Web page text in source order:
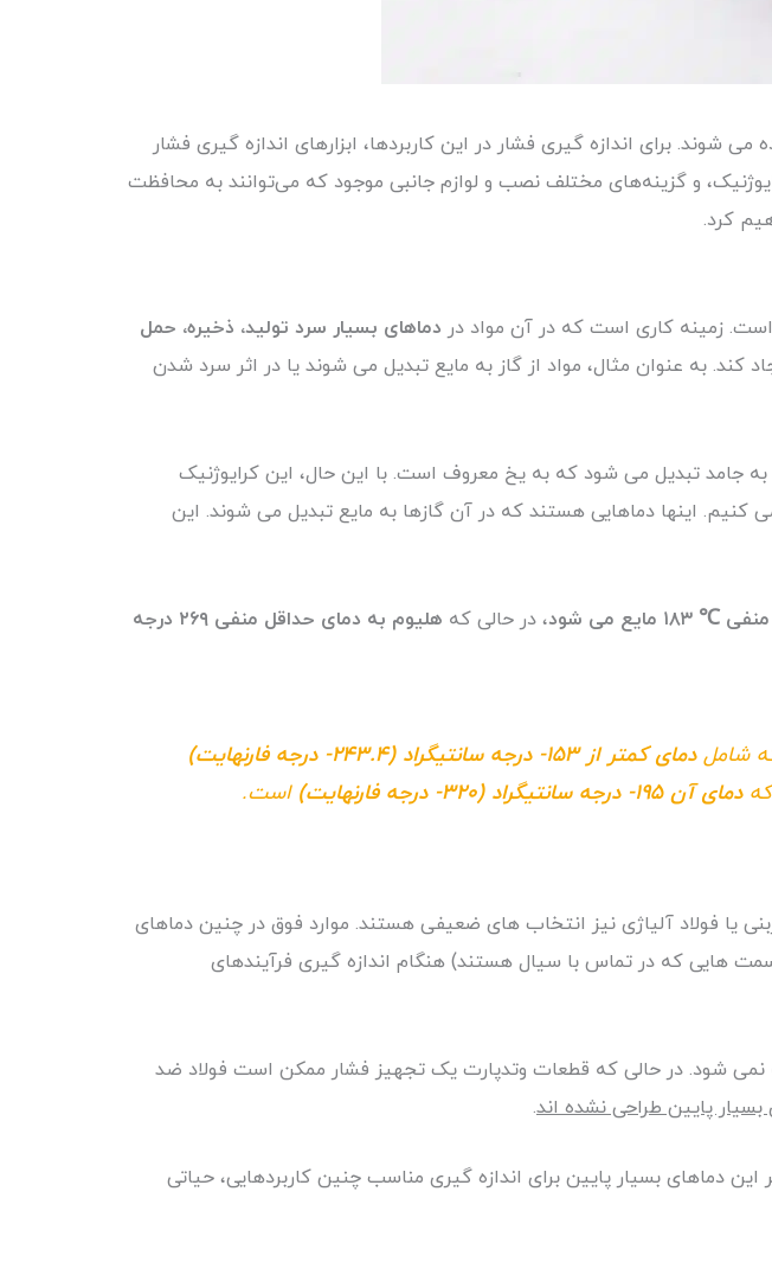
می شوند. برای اندازه گیری فشار در این کاربردها، ابزارهای اندازه گیری فشار
و گزینه‌های مختلف نصب و لوازم جانبی موجود که می‌توانند به محافظت
کرد.
دماهای بسیار سرد تولید، ذخیره، حمل
به عنوان مثال، مواد از گاز به مایع تبدیل می شوند یا در اثر سرد شدن
، آب از مایع به جامد تبدیل می شود که به یخ معروف است. با این حال، این کرایوژنیک
کنیم. اینها دماهایی هستند که در آن گازها به مایع تبدیل می شوند. این
۱۸۳ مایع می شود ، در حالی که
هلیوم به دمای حداقل منفی ۲۶۹ درجه
دمای کمتر از ۱۵۳- درجه سانتیگراد (۲۴۳.۴- درجه فارنهایت)
دمای آن ۱۹۵- درجه سانتیگراد (۳۲۰- درجه فارنهایت) است.
یا فولاد آلیاژی نیز انتخاب های ضعیفی هستند. موارد فوق در چنین دماهای
هایی که در تماس با سیال هستند) هنگام اندازه گیری فرآیندهای
نمی شود. در حالی که قطعات وتدپارت یک تجهیز فشار ممکن است فولاد ضد
پایین طراحی نشده اند.
دماهای بسیار پایین برای اندازه گیری مناسب چنین کاربردهایی، حیاتی